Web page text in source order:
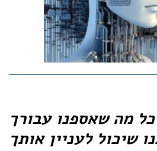
מה שאספנו עבורך